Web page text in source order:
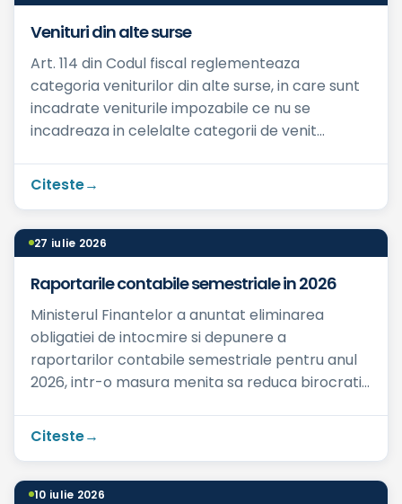
Venituri din alte surse
Art. 114 din Codul fiscal reglementeaza
categoria veniturilor din alte surse, in care sunt
incadrate veniturile impozabile ce nu se
incadreaza in celelalte categorii de venit
Citeste
27 iulie 2026
Raportarile contabile semestriale in 2026
Ministerul Finantelor a anuntat eliminarea
obligatiei de intocmire si depunere a
raportarilor contabile semestriale pentru anul
2026, intr-o masura menita sa reduca birocratia
Citeste
10 iulie 2026